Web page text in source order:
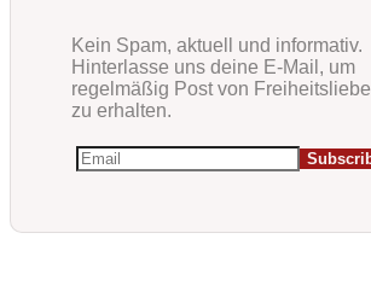
Kein Spam, aktuell und informativ.
Hinterlasse uns deine E-Mail, um
regelmäßig Post von Freiheitsliebe
zu erhalten.